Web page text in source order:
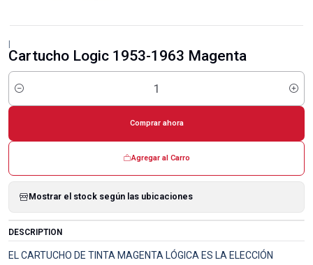
Cartucho Logic 1953-1963 Magenta
Cantidad
Agregar al Carro
Comprar ahora
Mostrar el stock según las ubicaciones
DESCRIPTION
EL CARTUCHO DE TINTA MAGENTA LÓGICA ES LA ELECCIÓN